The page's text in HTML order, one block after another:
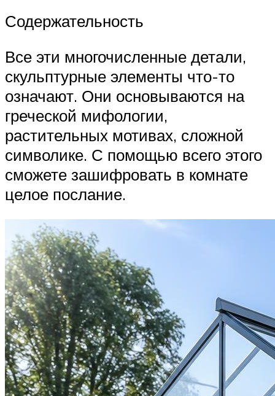
Содержательность
Все эти многочисленные детали,
скульптурные элементы что-то
означают. Они основываются на
греческой мифологии,
растительных мотивах, сложной
символике. С помощью всего этого
сможете зашифровать в комнате
целое послание.